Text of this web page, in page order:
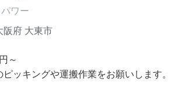
阪府 大東市
ワー
～
ッキングや運搬作業をお願いします。